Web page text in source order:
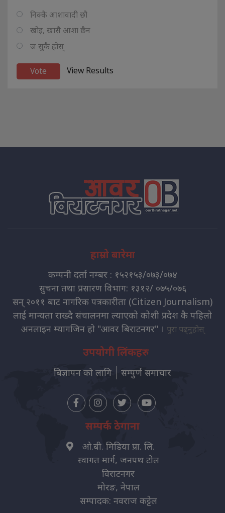
निक्कै आशावादी छौ
खोइ, खासै आशा छैन
ज सुकै होस्
View Results
हाम्रो बारेमा
कम्पनी दर्ता नम्बर : १५२१५३/०७३/०७४
सुचना तथा प्रसारण विभाग: १३१२/ ०७५/०७६
सन् २०११ बाट नागरिक पत्रकारीता (Citizen Journalism)
लाई मान्यता राख्दै संचालनमा ल्याएको कोशी प्रदेश कै पहिलो
अनलाइन म्यागजिन हो "आवर बिराटनगर" । पुरा पढ्नुहोस्
उपयोगी लिंकहरु
बिज्ञापन को लागि सम्पुर्ण समाचार
सम्पर्क ठेगाना
ओ.बी. मिडिया प्रा. लि.
स्वागत मार्ग, जनपथ टोल
विराटनगर
मोरङ, नेपाल
सम्पादक: नवराज कट्टेल